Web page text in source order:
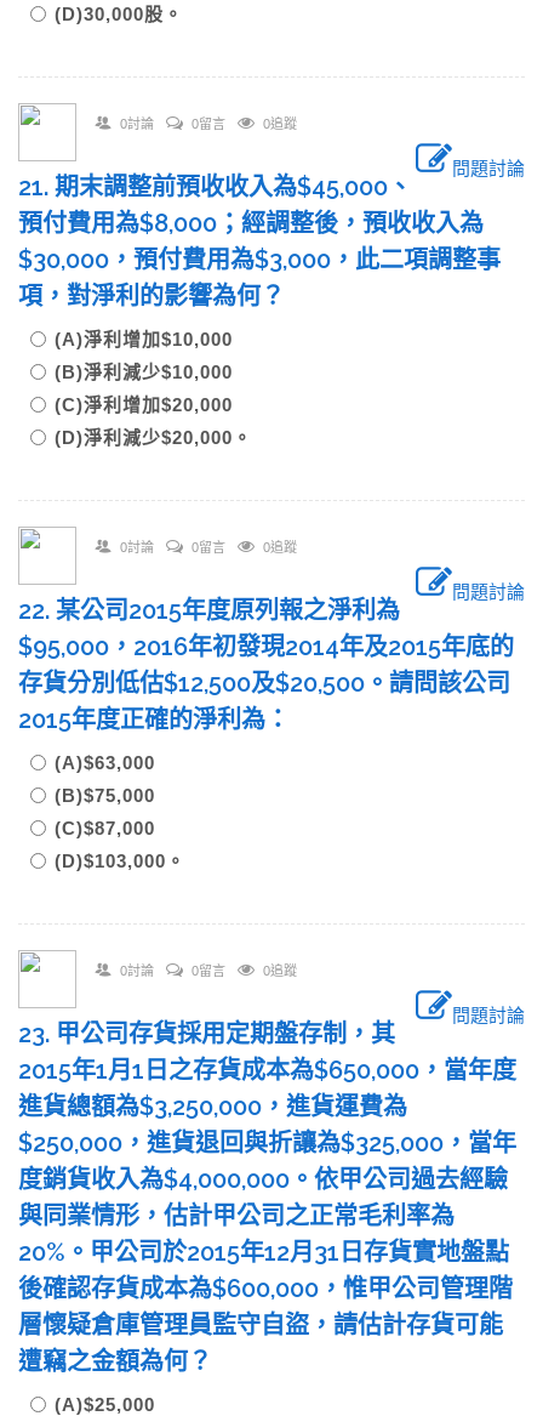
(D)30,000股。
0討論 0留言 0追蹤
問題討論
21. 期末調整前預收收入為$45,000、
預付費用為$8,000；經調整後，預收收入為
$30,000，預付費用為$3,000，此二項調整事
項，對淨利的影響為何？
(A)淨利增加$10,000
(B)淨利減少$10,000
(C)淨利增加$20,000
(D)淨利減少$20,000。
0討論 0留言 0追蹤
問題討論
22. 某公司2015年度原列報之淨利為
$95,000，2016年初發現2014年及2015年底的
存貨分別低估$12,500及$20,500。請問該公司
2015年度正確的淨利為：
(A)$63,000
(B)$75,000
(C)$87,000
(D)$103,000。
0討論 0留言 0追蹤
問題討論
23. 甲公司存貨採用定期盤存制，其
2015年1月1日之存貨成本為$650,000，當年度
進貨總額為$3,250,000，進貨運費為
$250,000，進貨退回與折讓為$325,000，當年
度銷貨收入為$4,000,000。依甲公司過去經驗
與同業情形，估計甲公司之正常毛利率為
20%。甲公司於2015年12月31日存貨實地盤點
後確認存貨成本為$600,000，惟甲公司管理階
層懷疑倉庫管理員監守自盜，請估計存貨可能
遭竊之金額為何？
(A)$25,000